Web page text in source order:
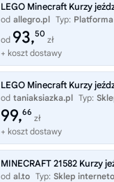
LEGO Minecraft Kurzy
od allegro.pl Typ:
od 93,50
zł
+ koszt dostawy
LEGO Minecraft Kurzy
od taniaksiazka.pl Typ:
99,66
zł
+ koszt dostawy
MINECRAFT 21582 Kurzy
od al.to Typ: Sklep